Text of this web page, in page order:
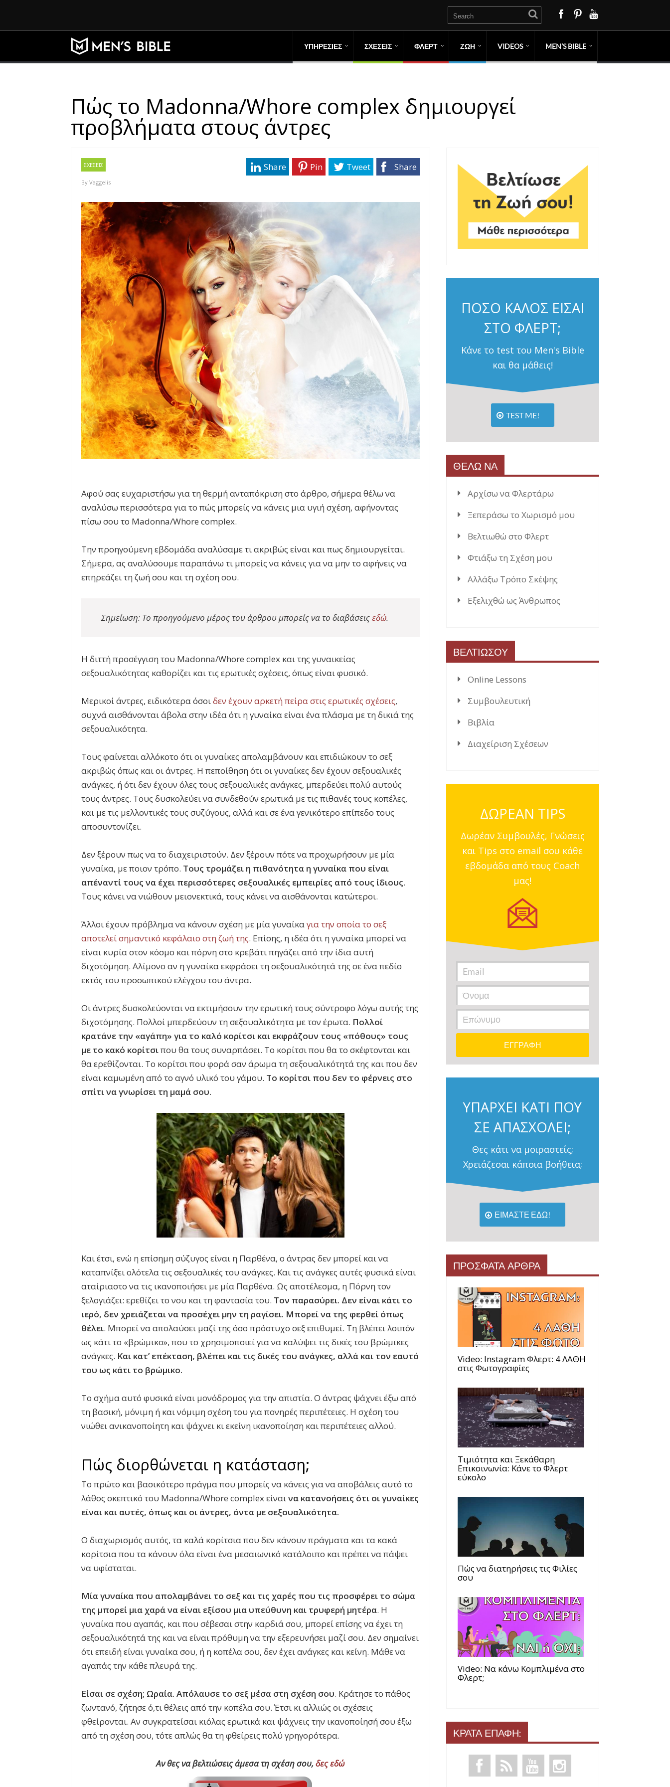
ΥΠΗΡΕΣΙΕΣ ΣΧΕΣΕΙΣ ΦΛΕΡΤ ΖΩΗ VIDEOS MEN’S BIBLE
Πώς το Madonna/Whore complex δημιουργεί
προβλήματα στους άντρες
ΣΧΕΣΕΙΣ
By Vaggelis
Share
Tweet
Pin
Share
Αφού σας ευχαριστήσω για τη θερμή ανταπόκριση στο άρθρο, σήμερα θέλω να
αναλύσω περισσότερα για το πώς μπορείς να κάνεις μια υγιή σχέση, αφήνοντας
πίσω σου το Madonna/Whore complex.
Την προηγούμενη εβδομάδα αναλύσαμε τι ακριβώς είναι και πως δημιουργείται.
Σήμερα, ας αναλύσουμε παραπάνω τι μπορείς να κάνεις για να μην το αφήνεις να
επηρεάζει τη ζωή σου και τη σχέση σου.
Σημείωση: Το προηγούμενο μέρος του άρθρου μπορείς να το διαβάσειςεδώ.
Η διττή προσέγγιση του Madonna/Whore complex και της γυναικείας
σεξουαλικότητας καθορίζει και τις ερωτικές σχέσεις, όπως είναι φυσικό.
Μερικοί άντρες, ειδικότερα όσοιδεν έχουν αρκετή πείρα στις ερωτικές σχέσεις,
συχνά αισθάνονται άβολα στην ιδέα ότι η γυναίκα είναι ένα πλάσμα με τη δικιά της
σεξουαλικότητα.
Τους φαίνεται αλλόκοτο ότι οι γυναίκες απολαμβάνουν και επιδιώκουν το σεξ
ακριβώς όπως και οι άντρες. Η πεποίθηση ότι οι γυναίκες δεν έχουν σεξουαλικές
ανάγκες, ή ότι δεν έχουν όλες τους σεξουαλικές ανάγκες, μπερδεύει πολύ αυτούς
τους άντρες. Τους δυσκολεύει να συνδεθούν ερωτικά με τις πιθανές τους κοπέλες,
και με τις μελλοντικές τους συζύγους, αλλά και σε ένα γενικότερο επίπεδο τους
αποσυντονίζει.
Δεν ξέρουν πως να το διαχειριστούν. Δεν ξέρουν πότε να προχωρήσουν με μία
γυναίκα, με ποιον τρόπο. Τους τρομάζει η πιθανότητα η γυναίκα που είναι
απέναντί τους να έχει περισσότερες σεξουαλικές εμπειρίες από τους ίδιους.
Τους κάνει να νιώθουν μειονεκτικά, τους κάνει να αισθάνονται κατώτεροι.
Άλλοι έχουν πρόβλημα να κάνουν σχέση με μία γυναίκαγια την οποία το σεξ
αποτελεί σημαντικό κεφάλαιο στη ζωή της. Επίσης, η ιδέα ότι η γυναίκα μπορεί να
είναι κυρία στον κόσμο και πόρνη στο κρεβάτι πηγάζει από την ίδια αυτή
διχοτόμηση. Αλίμονο αν η γυναίκα εκφράσει τη σεξουαλικότητά της σε ένα πεδίο
εκτός του προσωπικού ελέγχου του άντρα.
Οι άντρες δυσκολεύονται να εκτιμήσουν την ερωτική τους σύντροφο λόγω αυτής της
διχοτόμησης. Πολλοί μπερδεύουν τη σεξουαλικότητα με τον έρωτα. Πολλοί
κρατάνε την «αγάπη» για το καλό κορίτσι και εκφράζουν τους «πόθους» τους
με το κακό κορίτσιπου θα τους συναρπάσει. Το κορίτσι που θα το σκέφτονται και
θα ερεθίζονται. Το κορίτσι που φορά σαν άρωμα τη σεξουαλικότητά της και που δεν
είναι καμωμένη από το αγνό υλικό του γάμου. Το κορίτσι που δεν το φέρνεις στο
σπίτι να γνωρίσει τη μαμά σου.
Και έτσι, ενώ η επίσημη σύζυγος είναι η Παρθένα, ο άντρας δεν μπορεί και να
καταπνίξει ολότελα τις σεξουαλικές του ανάγκες. Και τις ανάγκες αυτές φυσικά είναι
αταίριαστο να τις ικανοποιήσει με μία Παρθένα. Ως αποτέλεσμα, η Πόρνη τον
ξελογιάζει: ερεθίζει το νου και τη φαντασία του. Τον παρασύρει. Δεν είναι κάτι το
ιερό, δεν χρειάζεται να προσέχει μην τη ραγίσει. Μπορεί να της φερθεί όπως
θέλει. Μπορεί να απολαύσει μαζί της όσο πρόστυχο σεξ επιθυμεί. Τη βλέπει λοιπόν
ως κάτι το «βρώμικο», που το χρησιμοποιεί για να καλύψει τις δικές του βρώμικες
ανάγκες. Και κατ’ επέκταση, βλέπει και τις δικές του ανάγκες, αλλά και τον εαυτό
του ως κάτι το βρώμικο.
Το σχήμα αυτό φυσικά είναι μονόδρομος για την απιστία. Ο άντρας ψάχνει έξω από
τη βασική, μόνιμη ή και νόμιμη σχέση του για πονηρές περιπέτειες. Η σχέση του
νιώθει ανικανοποίητη και ψάχνει κι εκείνη ικανοποίηση και περιπέτειες αλλού.
Πώς διορθώνεται η κατάσταση;
Το πρώτο και βασικότερο πράγμα που μπορείς να κάνεις για να αποβάλεις αυτό το
λάθος σκεπτικό του Madonna/Whore complex είναινα κατανοήσεις ότι οι γυναίκες
είναι και αυτές, όπως και οι άντρες, όντα με σεξουαλικότητα.
Ο διαχωρισμός αυτός, τα καλά κορίτσια που δεν κάνουν πράγματα και τα κακά
κορίτσια που τα κάνουν όλα είναι ένα μεσαιωνικό κατάλοιπο και πρέπει να πάψει
να υφίσταται.
Μία γυναίκα που απολαμβάνει το σεξ και τις χαρές που τις προσφέρει το σώμα
της μπορεί μια χαρά να είναι εξίσου μια υπεύθυνη και τρυφερή μητέρα. Η
γυναίκα που αγαπάς, και που σέβεσαι στην καρδιά σου, μπορεί επίσης να έχει τη
σεξουαλικότητά της και να είναι πρόθυμη να την εξερευνήσει μαζί σου. Δεν σημαίνει
ότι επειδή είναι γυναίκα σου, ή η κοπέλα σου, δεν έχει ανάγκες και κείνη. Μάθε να
αγαπάς την κάθε πλευρά της.
Είσαι σε σχέση; Ωραία. Απόλαυσε το σεξ μέσα στη σχέση σου. Κράτησε το πάθος
ζωντανό, ζήτησε ό,τι θέλεις από την κοπέλα σου. Έτσι κι αλλιώς οι σχέσεις
φθείρονται. Αν συγκρατείσαι κιόλας ερωτικά και ψάχνεις την ικανοποίησή σου έξω
από τη σχέση σου, τότε απλώς θα τη φθείρεις πολύ γρηγορότερα.
Αν θες να βελτιώσεις άμεσα τη σχέση σου,δες εδώ
ΠΟΣΟ ΚΑΛΟΣ ΕΙΣΑΙ
ΣΤΟ ΦΛΕΡΤ;
Κάνε το test του Men's Bible
και θα μάθεις!
TEST ME!
ΘΕΛΩ ΝΑ
Αρχίσω να Φλερτάρω
Ξεπεράσω το Χωρισμό μου
Βελτιωθώ στο Φλερτ
Φτιάξω τη Σχέση μου
Αλλάξω Τρόπο Σκέψης
Εξελιχθώ ως Άνθρωπος
ΒΕΛΤΙΩΣΟΥ
Online Lessons
Συμβουλευτική
Βιβλία
Διαχείριση Σχέσεων
ΔΩΡΕΑΝ TIPS
Δωρέαν Συμβουλές, Γνώσεις
και Tips στο email σου κάθε
εβδομάδα από τους Coach
μας!
ΥΠΑΡΧΕΙ ΚΑΤΙ ΠΟΥ
ΣΕ ΑΠΑΣΧΟΛΕΙ;
Θες κάτι να μοιραστείς;
Χρειάζεσαι κάποια βοήθεια;
ΕΙΜΑΣΤΕ ΕΔΩ!
ΠΡΟΣΦΑΤΑ ΑΡΘΡΑ
Video: Instagram Φλερτ: 4 ΛΑΘΗ
στις Φωτογραφίες
Τιμιότητα και Ξεκάθαρη
Επικοινωνία: Κάνε το Φλερτ
εύκολο
Πώς να διατηρήσεις τις Φιλίες
σου
Video: Να κάνω Κομπλιμένα στο
Φλερτ;
ΚΡΑΤΑ ΕΠΑΦΗ: